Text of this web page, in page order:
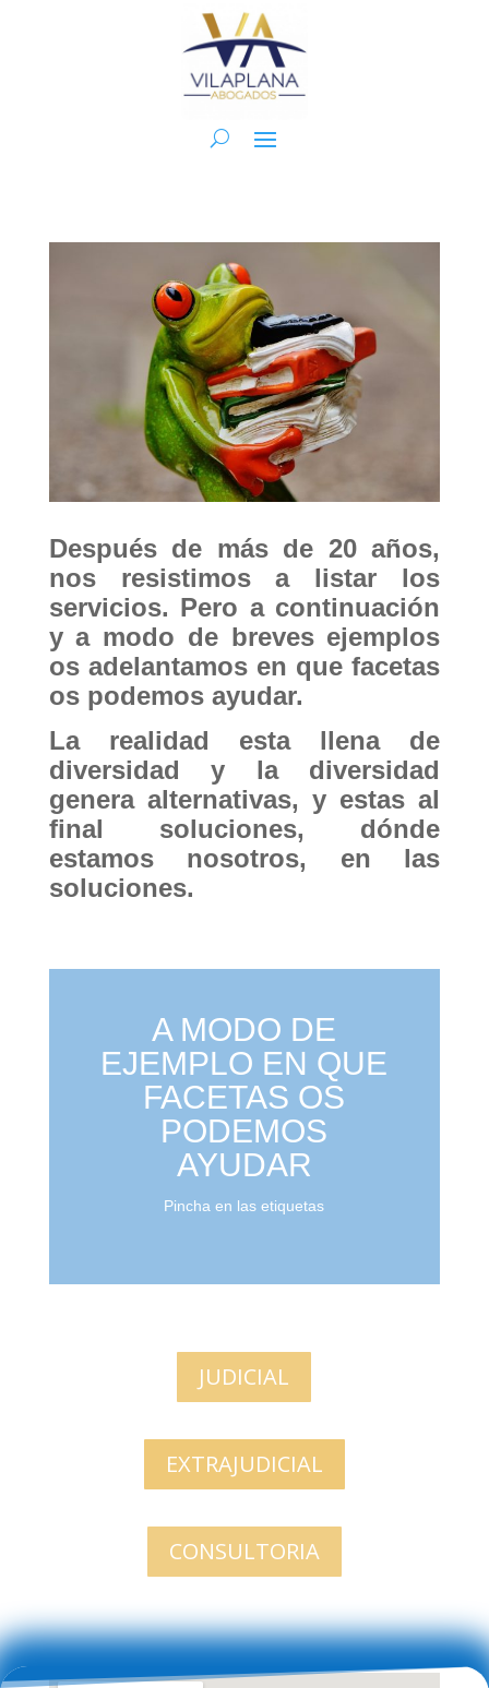
Después de más de 20 años,
nos resistimos a listar los
servicios. Pero a continuación
y a modo de breves ejemplos
os adelantamos en que facetas
os podemos ayudar.
La realidad esta llena de
diversidad y la diversidad
genera alternativas, y estas al
final soluciones, dónde
estamos nosotros, en las
soluciones.
A MODO DE
EJEMPLO EN QUE
FACETAS OS
PODEMOS
AYUDAR
Pincha en las etiquetas
JUDICIAL
EXTRAJUDICIAL
CONSULTORIA